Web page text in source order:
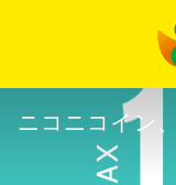
最新情報
ニコニコイン